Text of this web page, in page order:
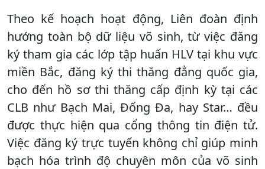
Theo kế hoạch hoạt động, Liên đoàn định
hướng toàn bộ dữ liệu võ sinh, từ việc đăng
ký tham gia các lớp tập huấn HLV tại khu vực
miền Bắc, đăng ký thi thăng đẳng quốc gia,
cho đến hồ sơ thi thăng cấp định kỳ tại các
CLB như Bạch Mai, Đống Đa, hay Star… đều
được thực hiện qua cổng thông tin điện tử.
Việc đăng ký trực tuyến không chỉ giúp minh
bạch hóa trình độ chuyên môn của võ sinh